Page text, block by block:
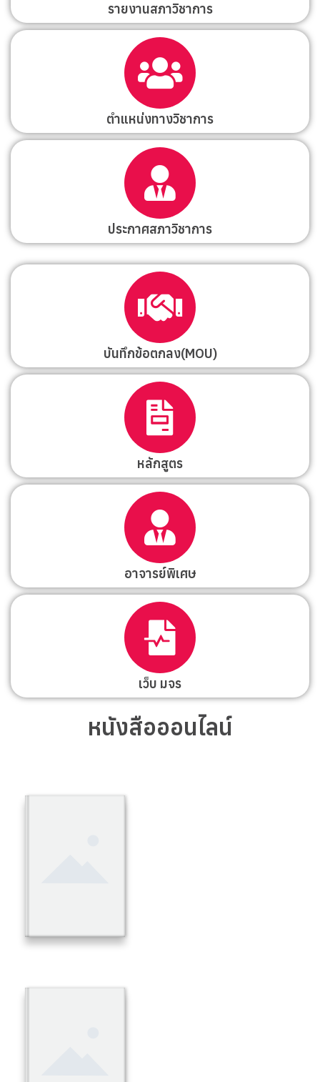
รายงานสภาวิชาการ
ตำแหน่งทางวิชาการ
ประกาศสภาวิชาการ
บันทึกข้อตกลง(MOU)
หลักสูตร
อาจารย์พิเศษ
เว็บ มจร
หนังสือออนไลน์